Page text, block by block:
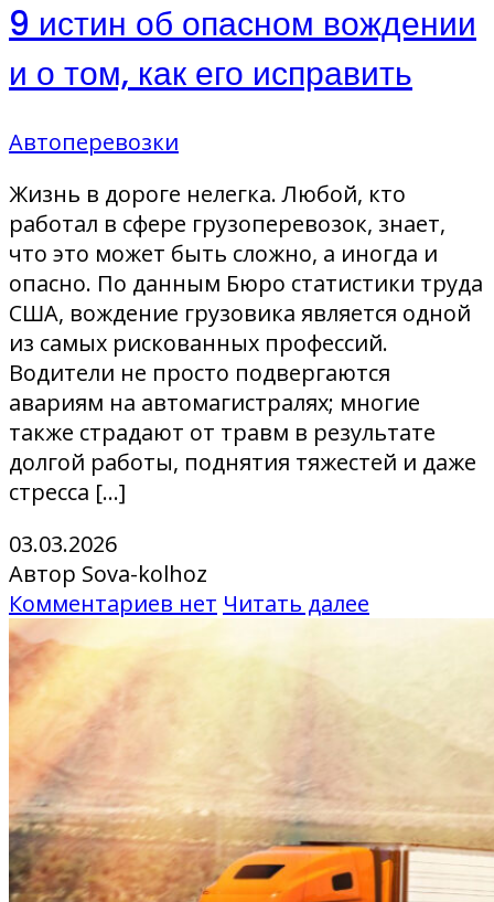
9 истин об опасном вождении
и о том, как его исправить
Автоперевозки
Жизнь в дороге нелегка. Любой, кто
работал в сфере грузоперевозок, знает,
что это может быть сложно, а иногда и
опасно. По данным Бюро статистики труда
США, вождение грузовика является одной
из самых рискованных профессий.
Водители не просто подвергаются
авариям на автомагистралях; многие
также страдают от травм в результате
долгой работы, поднятия тяжестей и даже
стресса […]
03.03.2026
Автор Sova-kolhoz
Комментариев нет Читать далее